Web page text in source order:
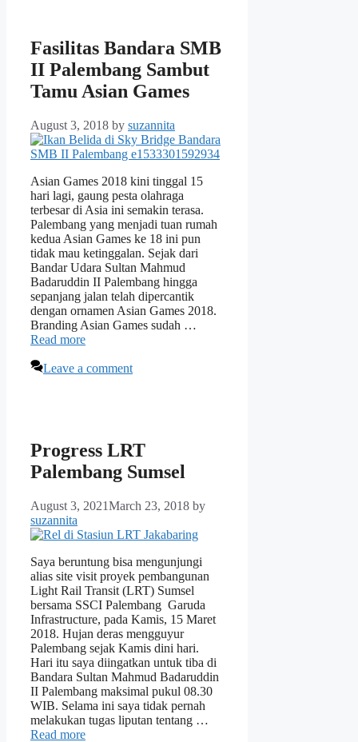
Fasilitas Bandara SMB
II Palembang Sambut
Tamu Asian Games
August 3, 2018 by suzannita
Asian Games 2018 kini tinggal 15
hari lagi, gaung pesta olahraga
terbesar di Asia ini semakin terasa.
Palembang yang menjadi tuan rumah
kedua Asian Games ke 18 ini pun
tidak mau ketinggalan. Sejak dari
Bandar Udara Sultan Mahmud
Badaruddin II Palembang hingga
sepanjang jalan telah dipercantik
dengan ornamen Asian Games 2018.
Branding Asian Games sudah …
Read more
Leave a comment
Progress LRT
Palembang Sumsel
August 3, 2021March 23, 2018 by
suzannita
Saya beruntung bisa mengunjungi
alias site visit proyek pembangunan
Light Rail Transit (LRT) Sumsel
bersama SSCI Palembang Garuda
Infrastructure, pada Kamis, 15 Maret
2018. Hujan deras mengguyur
Palembang sejak Kamis dini hari.
Hari itu saya diingatkan untuk tiba di
Bandara Sultan Mahmud Badaruddin
II Palembang maksimal pukul 08.30
WIB. Selama ini saya tidak pernah
melakukan tugas liputan tentang …
Read more